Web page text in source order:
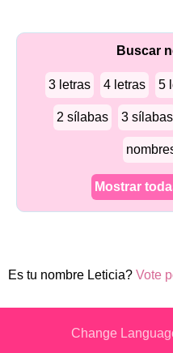
Buscar
3 letras 4 letras 5
2 sílabas 3 sílabas
Mostrar
Es tu nombre Leticia? Vote
Change